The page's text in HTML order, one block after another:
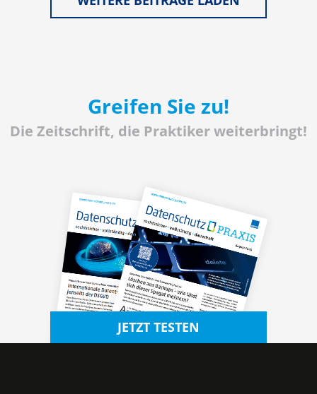
Greifen Sie zu!
Die Zeitschrift, die Praktiker weiterbringt!
JETZT TESTEN